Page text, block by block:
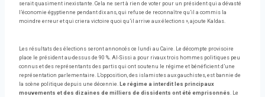
serait quasiment inexistante. Cela ne sert à rien de voter pour un président qui a dévasté
l’économie égyptienne pendant dix ans, qui refuse de reconnaître qu’il a commis la
moindre erreur et qui criera victoire quoi qu’il arrive aux élections », ajoute Kaldas.
Les résultats des élections seront annoncés ce lundi au Caire. Le décompte provisoire
place le président au-dessus de 90 %. Al-Sissi a pour rivaux trois hommes politiques peu
connus et des représentants des partis qui ont soutenu le régime et bénéficient d’une
représentation parlementaire. L’opposition, des islamistes aux gauchistes, est bannie de
la scène politique depuis une décennie. Le régime a interdit les principaux
mouvements et des dizaines de milliers de dissidents ont été emprisonnés. Le